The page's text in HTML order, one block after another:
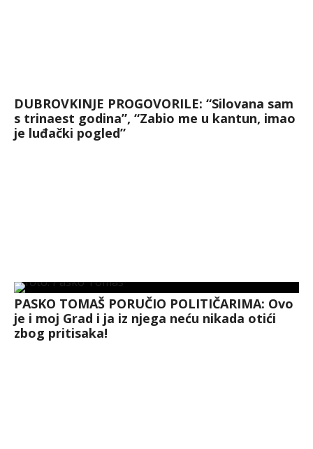
DUBROVKINJE PROGOVORILE: “Silovana sam
s trinaest godina”, “Zabio me u kantun, imao
je luđački pogled”
PASKO TOMAŠ PORUČIO POLITIČARIMA: Ovo
je i moj Grad i ja iz njega neću nikada otići
zbog pritisaka!